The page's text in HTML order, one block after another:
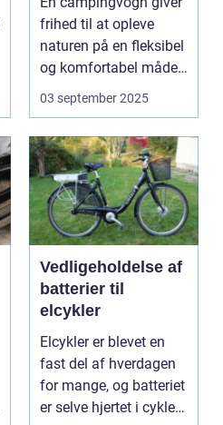
frihed til at opleve
naturen på en fleksibel
og komfortabel måde.
N...
03 september 2025
Vedligeholdelse af
batterier til
elcykler
Elcykler er blevet en
fast del af hverdagen
for mange, og batteriet
er selve hjertet i cyklen.